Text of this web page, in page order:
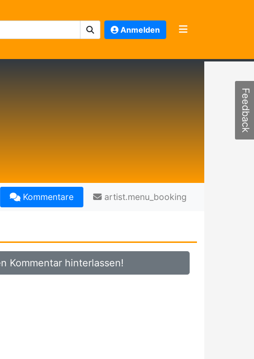
Anmelden
Kommentare artist.menu_booking
Kommentar hinterlassen!
Feedback